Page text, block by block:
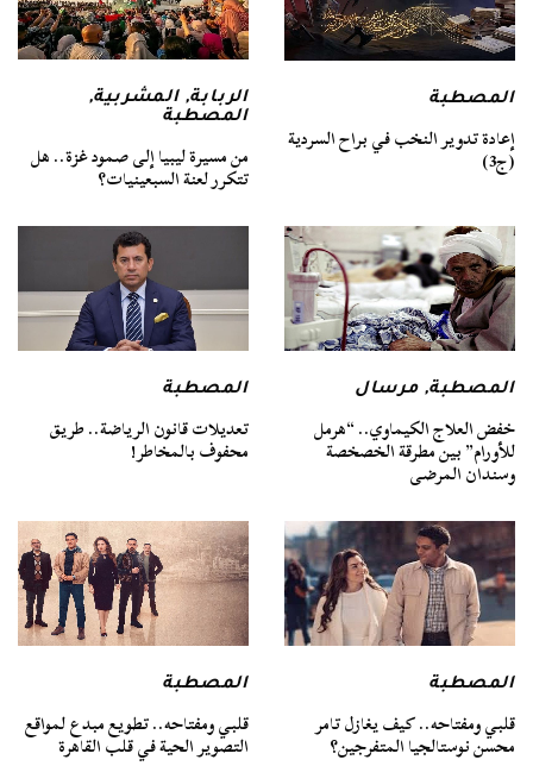
المصطبة
إعادة تدوير النخب في براح السردية
(ج3)
الربابة,المشربية,
المصطبة
من مسيرة ليبيا إلى صمود غزة.. هل
تتكرر لعنة السبعينيات؟
المصطبة,مرسال
خفض العلاج الكيماوي.. “هرمل
للأورام” بين مطرقة الخصخصة
وسندان المرضى
المصطبة
تعديلات قانون الرياضة.. طريق
محفوف بالمخاطر!
المصطبة
قلبي ومفتاحه.. كيف يغازل تامر
محسن نوستالجيا المتفرجين؟
المصطبة
قلبي ومفتاحه.. تطويع مبدع لمواقع
التصوير الحية في قلب القاهرة